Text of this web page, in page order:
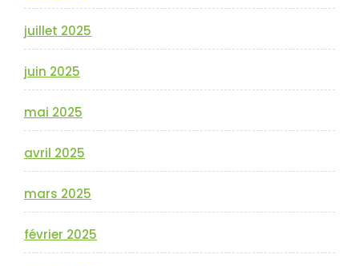
juillet 2025
juin 2025
mai 2025
avril 2025
mars 2025
février 2025